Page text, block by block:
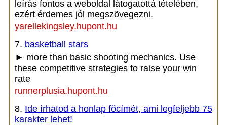
leírás fontos a weboldal látogatottá tételében,
ezért érdemes jól megszövegezni.
yarellekingsley.hupont.hu
7. basketball stars
► more than basic shooting mechanics. Use
these competitive strategies to raise your win
rate
runnerplusia.hupont.hu
8. Ide írhatod a honlap főcímét, ami legfeljebb 75
karakter lehet!